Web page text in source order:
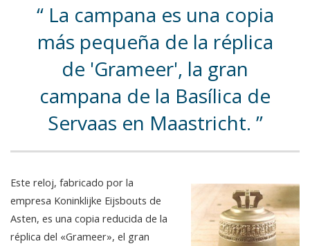
La campana es una copia
más pequeña de la réplica
de 'Grameer', la gran
campana de la Basílica de
Servaas en Maastricht.
Este reloj, fabricado por la
empresa Koninklijke Eijsbouts de
Asten, es una copia reducida de la
réplica del «Grameer», el gran